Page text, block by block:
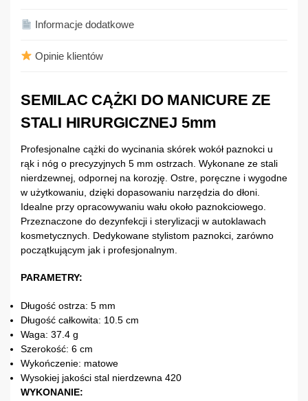
Informacje dodatkowe
Opinie klientów
SEMILAC CĄŻKI DO MANICURE ZE
STALI HIRURGICZNEJ 5mm
Profesjonalne cążki do wycinania skórek wokół paznokci u
rąk i nóg o precyzyjnych 5 mm ostrzach. Wykonane ze stali
nierdzewnej, odpornej na korozję. Ostre, poręczne i wygodne
w użytkowaniu, dzięki dopasowaniu narzędzia do dłoni.
Idealne przy opracowywaniu wału około paznokciowego.
Przeznaczone do dezynfekcji i sterylizacji w autoklawach
kosmetycznych. Dedykowane stylistom paznokci, zarówno
początkującym jak i profesjonalnym.
PARAMETRY:
Długość ostrza: 5 mm
Długość całkowita: 10.5 cm
Waga: 37.4 g
Szerokość: 6 cm
Wykończenie: matowe
Wysokiej jakości stal nierdzewna 420
WYKONANIE: